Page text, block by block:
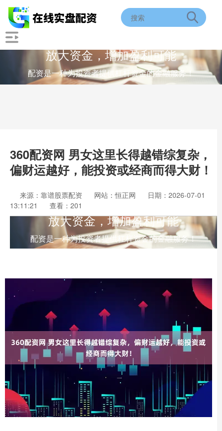
放大资金，增加盈利可能
配资是一种为投资者提供杠杆资金的金融服务！
360配资网 男女这里长得越错综复杂，
偏财运越好，能投资或经商而得大财！
来源：靠谱股票配资 网站：恒正网
日期：2026-07-01
13:11:21
查看：201
放大资金，增加盈利可能
配资是一种为投资者提供杠杆资金的金融服务！